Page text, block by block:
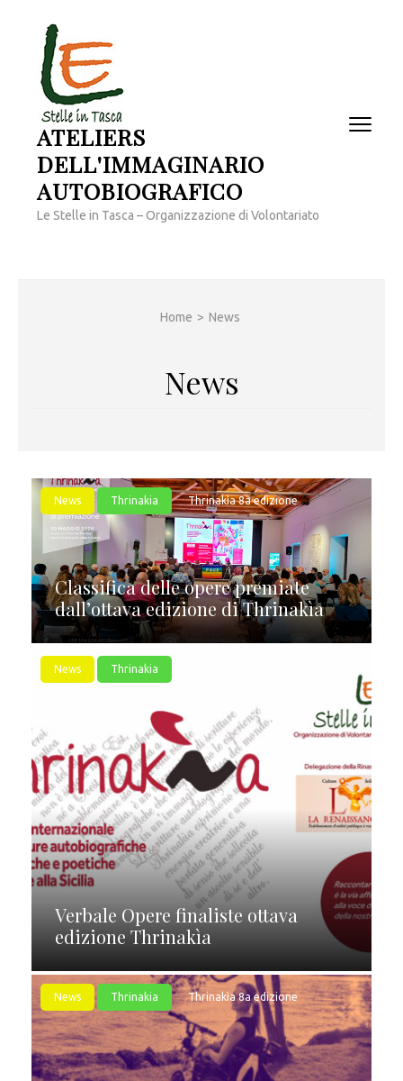
contenuto
(premi
invio)
ATELIERS
DELL'IMMAGINARIO
AUTOBIOGRAFICO
Le Stelle in Tasca – Organizzazione di Volontariato
Home > News
News
News Thrinakia Thrinakìa 8a edizione
Classifica delle opere premiate
dall’ottava edizione di Thrinakìa
News Thrinakia
Verbale Opere finaliste ottava
edizione Thrinakìa
News Thrinakia Thrinakìa 8a edizione